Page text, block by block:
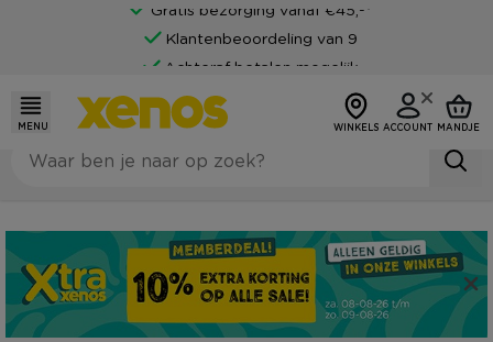
Gratis bezorging vanaf €45,-*
Klantenbeoordeling van 9
Achteraf betalen mogelijk
MENU WINKELS ACCOUNT MANDJE